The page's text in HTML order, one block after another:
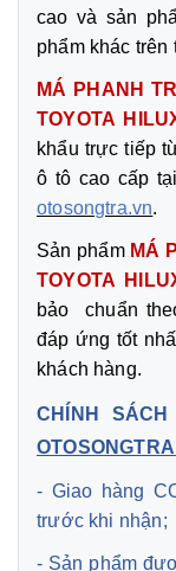
cao và sản
phẩm khác trên
MÁ PHANH
TOYOTA
khẩu trực tiếp
ô tô cao cấp tại
otosongtra.vn.
Sản phẩm MÁ
TOYOTA
bảo chuẩn
đáp ứng tốt
khách hàng.
CHÍNH
- Giao hàng
trước khi nhận;
- Sản phẩm